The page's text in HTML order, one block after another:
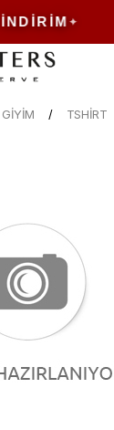
TSHİRT